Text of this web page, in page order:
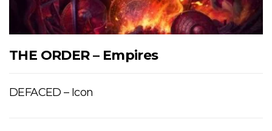
THE ORDER – Empires
DEFACED – Icon